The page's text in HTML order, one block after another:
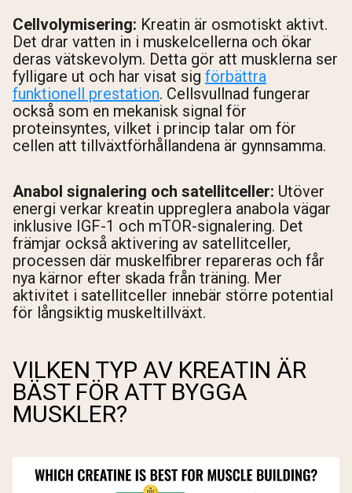
Cellvolymisering: Kreatin är osmotiskt aktivt.
Det drar vatten in i muskelcellerna och ökar
deras vätskevolym. Detta gör att musklerna ser
fylligare ut och har visat sig förbättra
funktionell prestation. Cellsvullnad fungerar
också som en mekanisk signal för
proteinsyntes, vilket i princip talar om för
cellen att tillväxtförhållandena är gynnsamma.
Anabol signalering och satellitceller: Utöver
energi verkar kreatin uppreglera anabola vägar
inklusive IGF-1 och mTOR-signalering. Det
främjar också aktivering av satellitceller,
processen där muskelfibrer repareras och får
nya kärnor efter skada från träning. Mer
aktivitet i satellitceller innebär större potential
för långsiktig muskeltillväxt.
VILKEN TYP AV KREATIN ÄR
BÄST FÖR ATT BYGGA
MUSKLER?